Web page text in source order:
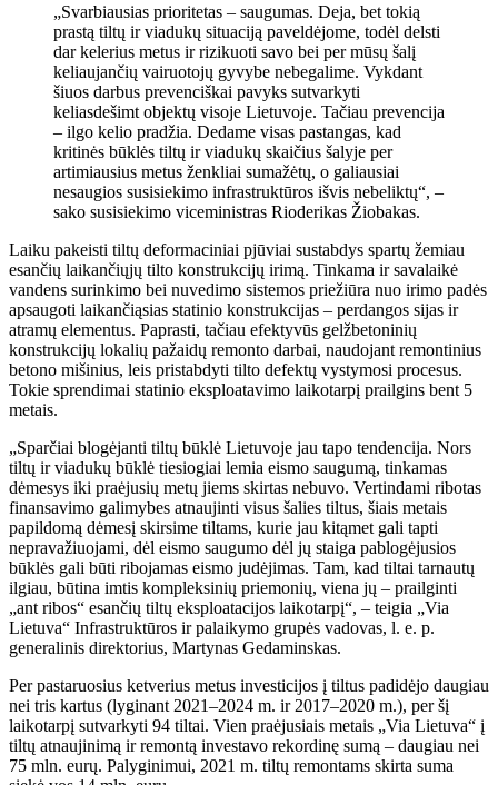
„Svarbiausias prioritetas – saugumas. Deja, bet tokią
prastą tiltų ir viadukų situaciją paveldėjome, todėl delsti
dar kelerius metus ir rizikuoti savo bei per mūsų šalį
keliaujančių vairuotojų gyvybe nebegalime. Vykdant
šiuos darbus prevenciškai pavyks sutvarkyti
keliasdešimt objektų visoje Lietuvoje. Tačiau prevencija
– ilgo kelio pradžia. Dedame visas pastangas, kad
kritinės būklės tiltų ir viadukų skaičius šalyje per
artimiausius metus ženkliai sumažėtų, o galiausiai
nesaugios susisiekimo infrastruktūros išvis nebeliktų“, –
sako susisiekimo viceministras Rioderikas Žiobakas.
Laiku pakeisti tiltų deformaciniai pjūviai sustabdys spartų žemiau
esančių laikančiųjų tilto konstrukcijų irimą. Tinkama ir savalaikė
vandens surinkimo bei nuvedimo sistemos priežiūra nuo irimo padės
apsaugoti laikančiąsias statinio konstrukcijas – perdangos sijas ir
atramų elementus. Paprasti, tačiau efektyvūs gelžbetoninių
konstrukcijų lokalių pažaidų remonto darbai, naudojant remontinius
betono mišinius, leis pristabdyti tilto defektų vystymosi procesus.
Tokie sprendimai statinio eksploatavimo laikotarpį prailgins bent 5
metais.
„Sparčiai blogėjanti tiltų būklė Lietuvoje jau tapo tendencija. Nors
tiltų ir viadukų būklė tiesiogiai lemia eismo saugumą, tinkamas
dėmesys iki praėjusių metų jiems skirtas nebuvo. Vertindami ribotas
finansavimo galimybes atnaujinti visus šalies tiltus, šiais metais
papildomą dėmesį skirsime tiltams, kurie jau kitąmet gali tapti
nepravažiuojami, dėl eismo saugumo dėl jų staiga pablogėjusios
būklės gali būti ribojamas eismo judėjimas. Tam, kad tiltai tarnautų
ilgiau, būtina imtis kompleksinių priemonių, viena jų – prailginti
„ant ribos“ esančių tiltų eksploatacijos laikotarpį“, – teigia „Via
Lietuva“ Infrastruktūros ir palaikymo grupės vadovas, l. e. p.
generalinis direktorius, Martynas Gedaminskas.
Per pastaruosius ketverius metus investicijos į tiltus padidėjo daugiau
nei tris kartus (lyginant 2021–2024 m. ir 2017–2020 m.), per šį
laikotarpį sutvarkyti 94 tiltai. Vien praėjusiais metais „Via Lietuva“ į
tiltų atnaujinimą ir remontą investavo rekordinę sumą – daugiau nei
75 mln. eurų. Palyginimui, 2021 m. tiltų remontams skirta suma